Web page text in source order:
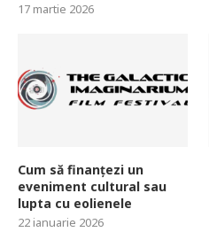
17 martie 2026
Cum să finanțezi un
eveniment cultural sau
lupta cu eolienele
22 ianuarie 2026